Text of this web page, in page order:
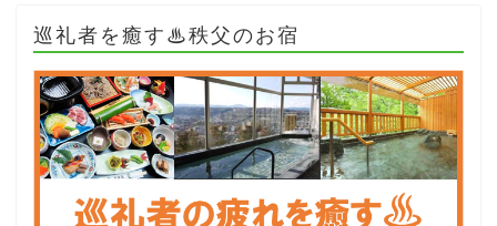
巡礼者を癒す♨秩父のお宿